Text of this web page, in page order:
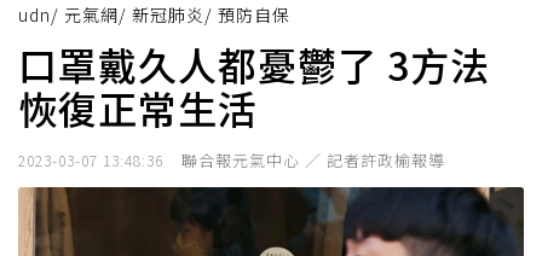
udn/ 元氣網/ 新冠肺炎 / 預防自保
口罩戴久人都憂鬱了 3方法
恢復正常生活
2023-03-07 13:48:36 聯合報元氣中心 ／ 記者許政榆報導